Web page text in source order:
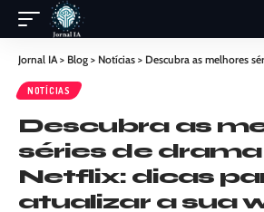
Jornal IA> Blog > Notícias > Descubra as melhores séries de drama
NOTÍCIAS
Descubra as
séries de
Netflix: dicas
atualizar a sua